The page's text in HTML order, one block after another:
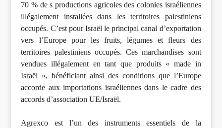
70 % de s productions agricoles des colonies israéliennes
illégalement installées dans les territoires palestiniens
occupés. C’est pour Israël le principal canal d’exportation
vers l’Europe pour les fruits, légumes et fleurs des
territoires palestiniens occupés. Ces marchandises sont
vendues illégalement en tant que produits « made in
Israël », bénéficiant ainsi des conditions que l’Europe
accorde aux importations israéliennes dans le cadre des
accords d’association UE/Israël.
Agrexco est l’un des instruments essentiels de la